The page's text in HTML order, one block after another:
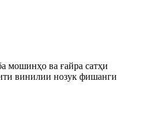
мошинҳо ва ғайра сатҳи
винилии нозук фишанги